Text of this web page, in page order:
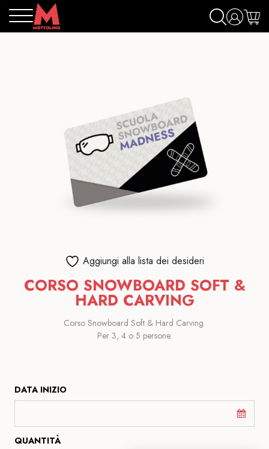
Aggiungi alla lista dei desideri
CORSO SNOWBOARD SOFT &
HARD CARVING
Corso Snowboard Soft & Hard Carving.
Per 3, 4 o 5 persone.
DATA INIZIO
QUANTITÀ